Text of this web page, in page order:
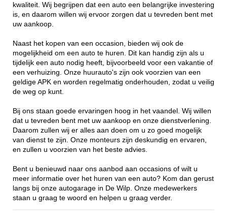
kwaliteit. Wij begrijpen dat een auto een belangrijke investering
is, en daarom willen wij ervoor zorgen dat u tevreden bent met
uw aankoop.
Naast het kopen van een occasion, bieden wij ook de
mogelijkheid om een auto te huren. Dit kan handig zijn als u
tijdelijk een auto nodig heeft, bijvoorbeeld voor een vakantie of
een verhuizing. Onze huurauto's zijn ook voorzien van een
geldige APK en worden regelmatig onderhouden, zodat u veilig
de weg op kunt.
Bij ons staan goede ervaringen hoog in het vaandel. Wij willen
dat u tevreden bent met uw aankoop en onze dienstverlening.
Daarom zullen wij er alles aan doen om u zo goed mogelijk
van dienst te zijn. Onze monteurs zijn deskundig en ervaren,
en zullen u voorzien van het beste advies.
Bent u benieuwd naar ons aanbod aan occasions of wilt u
meer informatie over het huren van een auto? Kom dan gerust
langs bij onze autogarage in De Wilp. Onze medewerkers
staan u graag te woord en helpen u graag verder.